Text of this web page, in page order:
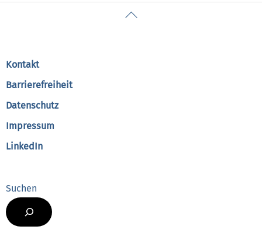
Back
Kontakt
Barrierefreiheit
Datenschutz
Impressum
LinkedIn
Suchen